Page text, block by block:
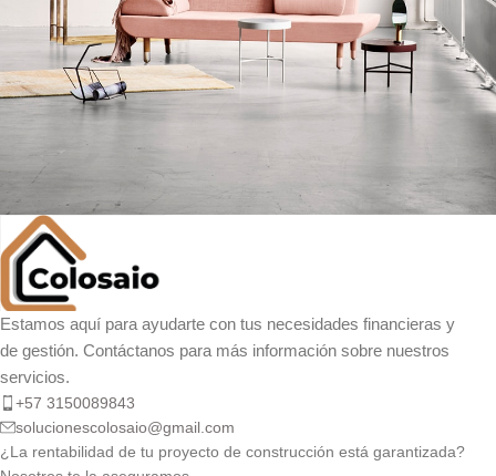
Decor
Rhoncus quisque sollicitudin
Estamos aquí para ayudarte con tus necesidades financieras y
de gestión. Contáctanos para más información sobre nuestros
servicios.
+57 3150089843
solucionescolosaio@gmail.com
¿La rentabilidad de tu proyecto de construcción está garantizada?